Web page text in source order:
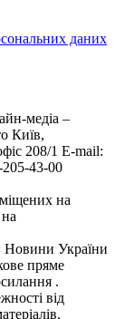
даних
медіа –
Київ,
208/1 E-mail:
43-00
на
Новини України
пряме
.
від